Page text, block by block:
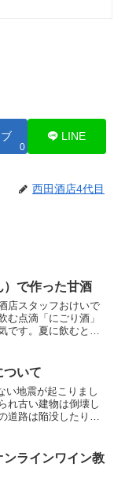
0
LINE
西田酒店4代目
で作った甘酒
店スタッフおけいで
む点滴「にごり酒」
です。夏に飲むと本
酒があるではないで
大好評...
ついて
い地震が起こりまし
れ古い建物は倒壊し
道路は陥没したり隆
、店長、スタッフは
ンラインワイン教